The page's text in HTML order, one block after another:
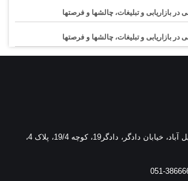
بازاریابی و تبلیغات، چالشها و فرصتها
بازاریابی و تبلیغات، چالشها و فرصتها
مشهد، بلوار وکیل آباد، خیابان دادگر، دادگر19، کوچه 19/4، پلاک 4،